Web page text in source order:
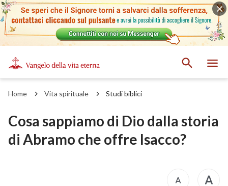
Home Vita spirituale Studi biblici
Cosa sappiamo di Dio dalla storia
di Abramo che offre Isacco?